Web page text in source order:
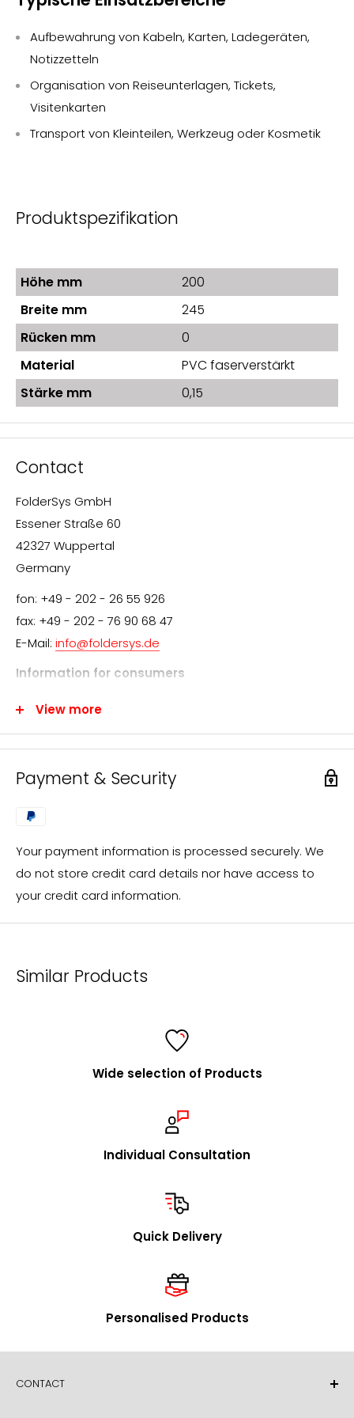
Aufbewahrung von Kabeln, Karten, Ladegeräten,
Notizzetteln
Organisation von Reiseunterlagen, Tickets,
Visitenkarten
Transport von Kleinteilen, Werkzeug oder Kosmetik
Produktspezifikation
Höhe mm
200
Breite mm
245
Rücken mm
0
Material
PVC faserverstärkt
Stärke mm
0,15
Contact
FolderSys GmbH
Essener Straße 60
42327 Wuppertal
Germany
fon: +49 - 202 - 26 55 926
fax: +49 - 202 - 76 90 68 47
E-Mail: info@foldersys.de
Information for consumers
We appreciate your interest in FolderSys® products.
retailers. However, you are welcome to send us your
inquiry, which we will process immediately and forward
to a FolderSys® dealer in your area.
You will then receive the desired offer from our local
If you have questions regarding custom-made
products or individual designs (e.g. screen printing), an
offer will be prepared for you promptly in the same
way.
Information for retailers
retailers and a listed supplier for all major purchasing
We are happy to visit you to explain our concept in
request, we will promptly send you our catalog and
option to source individual product designs / OEM
through us. We look forward to receiving your inquiries
Sample orders for retailers
samples. Please call us or send your request via email
View more
Payment & Security
Your payment information is processed securely. We
do not store credit card details nor have access to
your credit card information.
Similar Products
Wide selection of Products
Individual Consultation
Quick Delivery
Personalised Products
CONTACT